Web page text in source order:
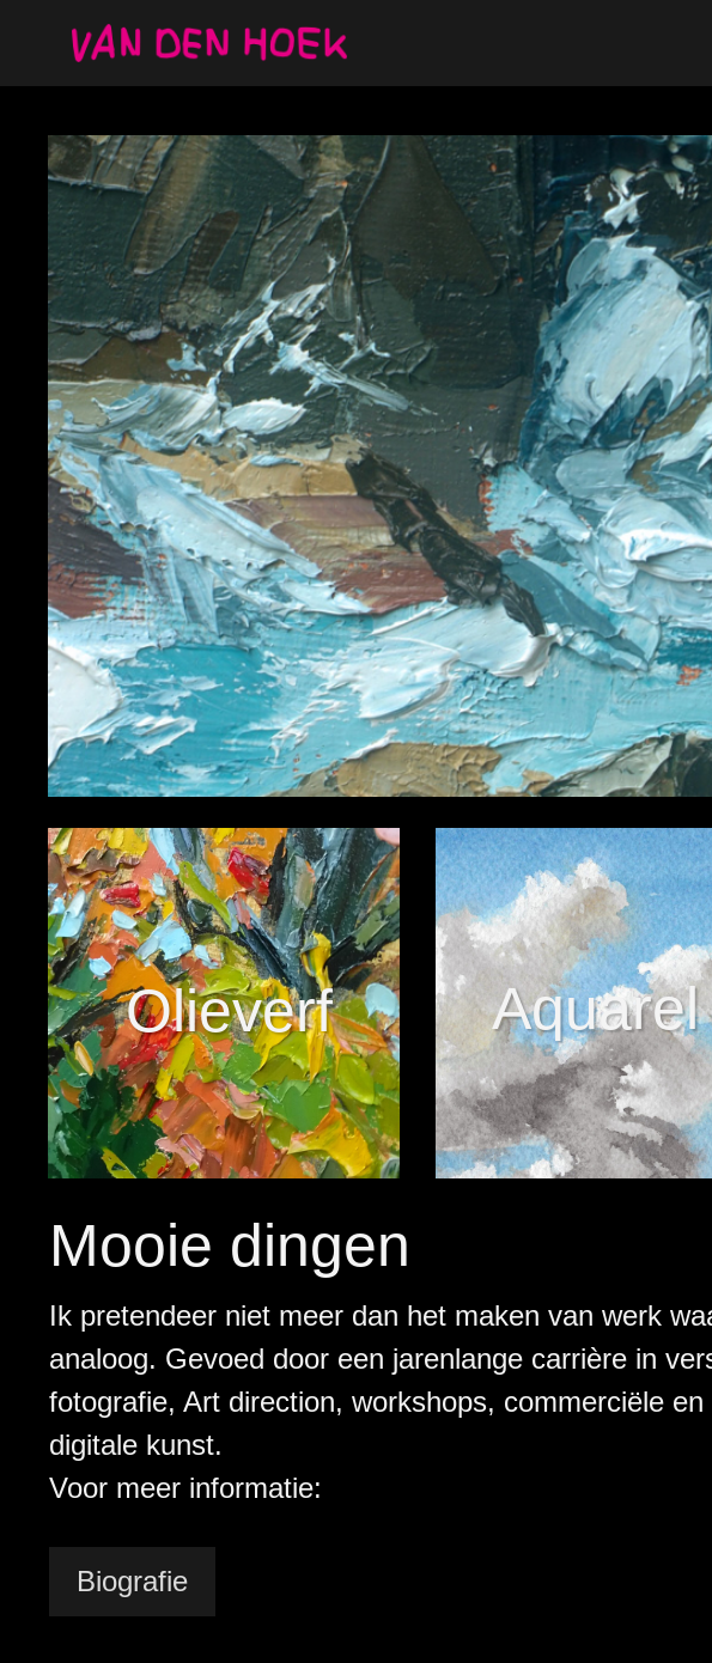
Olieverf Aquarel
Mooie dingen
Ik pretendeer niet meer dan het maken van werk
analoog. Gevoed door een jarenlange carrière in
fotografie, Art direction, workshops, commerciële
digitale kunst.
Voor meer informatie:
Biografie